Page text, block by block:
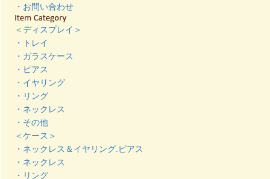
・お問い合わせ
＜ディスプレイ＞
・トレイ
・ガラスケース
・ピアス
・イヤリング
・リング
・ネックレス
・その他
＜ケース＞
・ネックレス＆イヤリング.ピアス
・ネックレス
・リング